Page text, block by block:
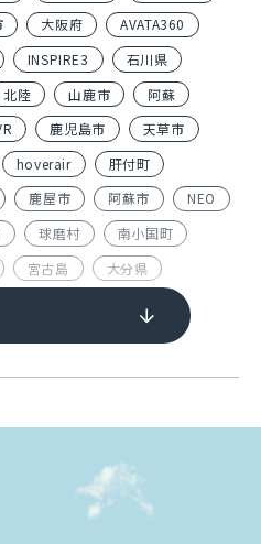
大阪府
AVATA360
INSPIRE3
石川県
北陸 山鹿市
阿蘇
鹿児島市
天草市
hoverair
肝付町
鹿屋市 阿蘇市
NEO
球磨村
南小国町
宮古島
大分県